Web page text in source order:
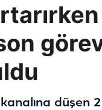
düşen